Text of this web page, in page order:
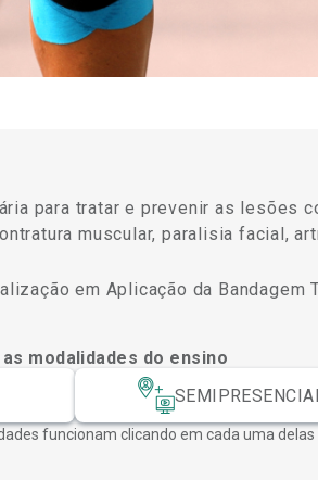
para tratar e prevenir as lesões
muscular, paralisia facial,
em Aplicação da Bandagem
modalidades do ensino
funcionam clicando em cada uma delas